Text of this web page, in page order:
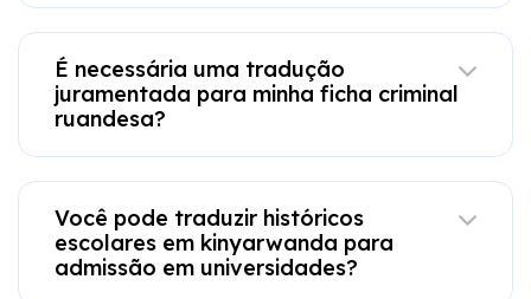
É necessária uma tradução
juramentada para minha ficha criminal
ruandesa?
Você pode traduzir históricos
escolares em kinyarwanda para
admissão em universidades?